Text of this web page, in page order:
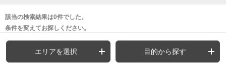
該当の検索結果は0件でした。
条件を変えてお探しください。
エリアを選択 目的から探す